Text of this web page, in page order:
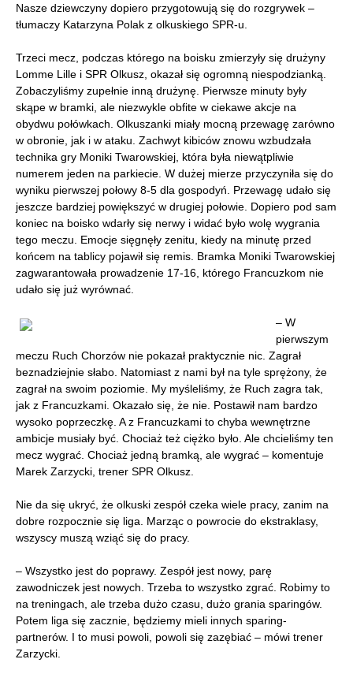
Nasze dziewczyny dopiero przygotowują się do rozgrywek –
tłumaczy Katarzyna Polak z olkuskiego SPR-u.
Trzeci mecz, podczas którego na boisku zmierzyły się drużyny
Lomme Lille i SPR Olkusz, okazał się ogromną niespodzianką.
Zobaczyliśmy zupełnie inną drużynę. Pierwsze minuty były
skąpe w bramki, ale niezwykle obfite w ciekawe akcje na
obydwu połówkach. Olkuszanki miały mocną przewagę zarówno
w obronie, jak i w ataku. Zachwyt kibiców znowu wzbudzała
technika gry Moniki Twarowskiej, która była niewątpliwie
numerem jeden na parkiecie. W dużej mierze przyczyniła się do
wyniku pierwszej połowy 8-5 dla gospodyń. Przewagę udało się
jeszcze bardziej powiększyć w drugiej połowie. Dopiero pod sam
koniec na boisko wdarły się nerwy i widać było wolę wygrania
tego meczu. Emocje sięgnęły zenitu, kiedy na minutę przed
końcem na tablicy pojawił się remis. Bramka Moniki Twarowskiej
zagwarantowała prowadzenie 17-16, którego Francuzkom nie
udało się już wyrównać.
– W
pierwszym
meczu Ruch Chorzów nie pokazał praktycznie nic. Zagrał
beznadziejnie słabo. Natomiast z nami był na tyle sprężony, że
zagrał na swoim poziomie. My myśleliśmy, że Ruch zagra tak,
jak z Francuzkami. Okazało się, że nie. Postawił nam bardzo
wysoko poprzeczkę. A z Francuzkami to chyba wewnętrzne
ambicje musiały być. Chociaż też ciężko było. Ale chcieliśmy ten
mecz wygrać. Chociaż jedną bramką, ale wygrać – komentuje
Marek Zarzycki, trener SPR Olkusz.
Nie da się ukryć, że olkuski zespół czeka wiele pracy, zanim na
dobre rozpocznie się liga. Marząc o powrocie do ekstraklasy,
wszyscy muszą wziąć się do pracy.
– Wszystko jest do poprawy. Zespół jest nowy, parę
zawodniczek jest nowych. Trzeba to wszystko zgrać. Robimy to
na treningach, ale trzeba dużo czasu, dużo grania sparingów.
Potem liga się zacznie, będziemy mieli innych sparing-
partnerów. I to musi powoli, powoli się zazębiać – mówi trener
Zarzycki.